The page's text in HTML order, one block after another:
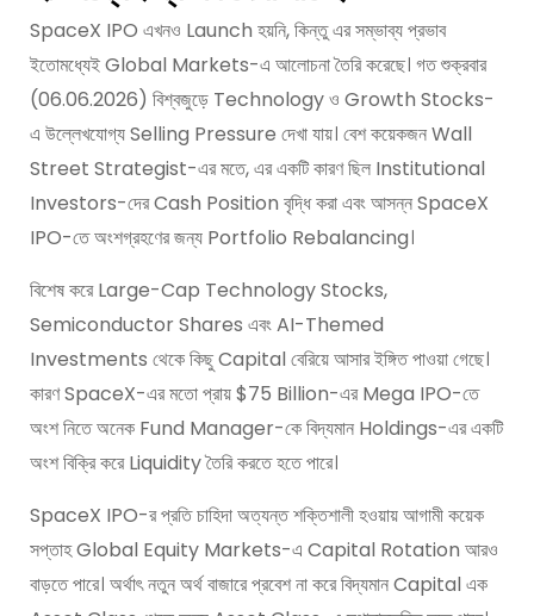
SpaceX IPO এখনও Launch হয়নি, কিন্তু এর সম্ভাব্য প্রভাব
ইতোমধ্যেই Global Markets-এ আলোচনা তৈরি করেছে। গত শুক্রবার
(06.06.2026) বিশ্বজুড়ে Technology ও Growth Stocks-
এ উল্লেখযোগ্য Selling Pressure দেখা যায়। বেশ কয়েকজন Wall
Street Strategist-এর মতে, এর একটি কারণ ছিল Institutional
Investors-দের Cash Position বৃদ্ধি করা এবং আসন্ন SpaceX
IPO-তে অংশগ্রহণের জন্য Portfolio Rebalancing।
বিশেষ করে Large-Cap Technology Stocks,
Semiconductor Shares এবং AI-Themed
Investments থেকে কিছু Capital বেরিয়ে আসার ইঙ্গিত পাওয়া গেছে।
কারণ SpaceX-এর মতো প্রায় $75 Billion-এর Mega IPO-তে
অংশ নিতে অনেক Fund Manager-কে বিদ্যমান Holdings-এর একটি
অংশ বিক্রি করে Liquidity তৈরি করতে হতে পারে।
SpaceX IPO-র প্রতি চাহিদা অত্যন্ত শক্তিশালী হওয়ায় আগামী কয়েক
সপ্তাহ Global Equity Markets-এ Capital Rotation আরও
বাড়তে পারে। অর্থাৎ নতুন অর্থ বাজারে প্রবেশ না করে বিদ্যমান Capital এক